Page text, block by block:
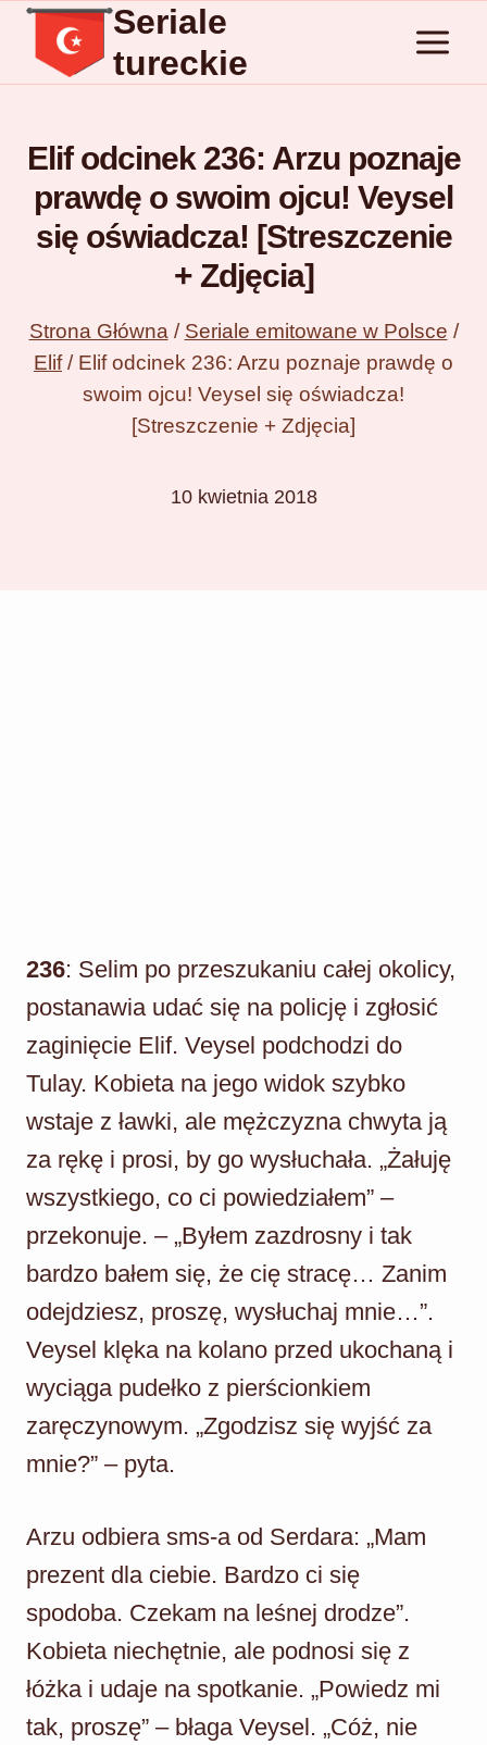
Przejdź
treści
Seriale
tureckie
Elif odcinek 236: Arzu poznaje
prawdę o swoim ojcu! Veysel
się oświadcza! [Streszczenie
+ Zdjęcia]
Strona Główna / Seriale emitowane w Polsce /
Elif / Elif odcinek 236: Arzu poznaje prawdę o
swoim ojcu! Veysel się oświadcza!
[Streszczenie + Zdjęcia]
10 kwietnia 2018
236: Selim po przeszukaniu całej okolicy,
postanawia udać się na policję i zgłosić
zaginięcie Elif. Veysel podchodzi do
Tulay. Kobieta na jego widok szybko
wstaje z ławki, ale mężczyzna chwyta ją
za rękę i prosi, by go wysłuchała. „Żałuję
wszystkiego, co ci powiedziałem” –
przekonuje. – „Byłem zazdrosny i tak
bardzo bałem się, że cię stracę… Zanim
odejdziesz, proszę, wysłuchaj mnie…”.
Veysel klęka na kolano przed ukochaną i
wyciąga pudełko z pierścionkiem
zaręczynowym. „Zgodzisz się wyjść za
mnie?” – pyta.
Arzu odbiera sms-a od Serdara: „Mam
prezent dla ciebie. Bardzo ci się
spodoba. Czekam na leśnej drodze”.
Kobieta niechętnie, ale podnosi się z
łóżka i udaje na spotkanie. „Powiedz mi
tak, proszę” – błaga Veysel. „Cóż, nie